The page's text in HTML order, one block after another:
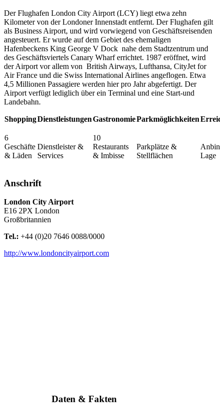
Der Flughafen London City Airport (LCY) liegt etwa zehn
Kilometer von der Londoner Innenstadt entfernt. Der Flughafen gilt
als Business Airport, und wird vorwiegend von Geschäftsreisenden
angesteuert. Er wurde auf dem Gebiet des ehemaligen
Hafenbeckens King George V Dock nahe dem Stadtzentrum und
des Geschäftsviertels Canary Wharf errichtet. 1987 eröffnet, wird
der Airport vor allem von British Airways, Lufthansa, CityJet for
Air France und die Swiss International Airlines angeflogen. Etwa
4,5 Millionen Passagiere werden hier pro Jahr abgefertigt. Der
Airport verfügt lediglich über ein Terminal und eine Start-und
Landebahn.
ShoppingDienstleistungenGastronomieParkmöglichkeiten
6
Geschäfte
& Läden
Dienstleister &
Services
10
Restaurants
& Imbisse
Parkplätze &
Stellflächen
Lage
Anschrift
London City Airport
E16 2PX London
Großbritannien
Tel.: +44 (0)20 7646 0088/0000
http://www.londoncityairport.com
Daten & Fakten